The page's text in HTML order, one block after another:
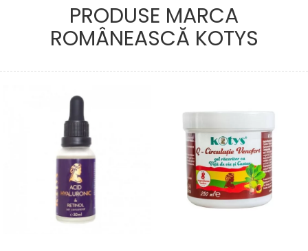
PRODUSE MARCA
ROMÂNEASCĂ KOTYS